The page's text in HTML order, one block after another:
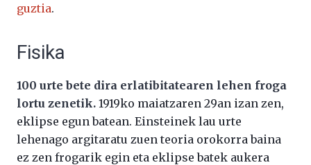
guztia.
Fisika
100 urte bete dira erlatibitatearen lehen froga
lortu zenetik. 1919ko maiatzaren 29an izan zen,
eklipse egun batean. Einsteinek lau urte
lehenago argitaratu zuen teoria orokorra baina
ez zen frogarik egin eta eklipse batek aukera